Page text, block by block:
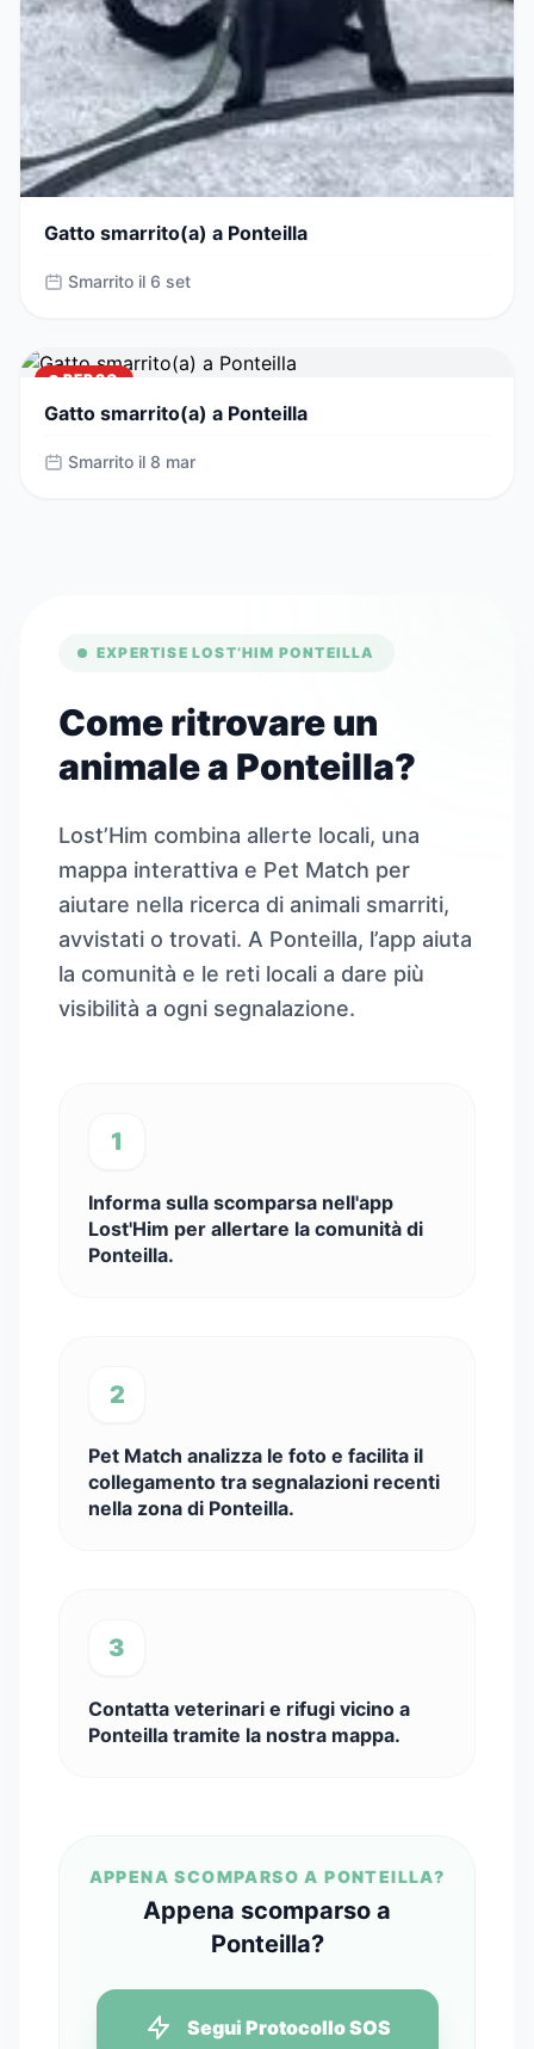
Gatto smarrito(a) a Ponteilla
Smarrito il 6 set
PERSO
Gatto smarrito(a) a Ponteilla
Smarrito il 8 mar
EXPERTISE LOST’HIM PONTEILLA
Come ritrovare un
animale a Ponteilla?
Lost’Him combina allerte locali, una
mappa interattiva e Pet Match per
aiutare nella ricerca di animali smarriti,
avvistati o trovati. A Ponteilla, l’app aiuta
la comunità e le reti locali a dare più
visibilità a ogni segnalazione.
1
Informa sulla scomparsa nell'app
Lost'Him per allertare la comunità di
Ponteilla.
2
Pet Match analizza le foto e facilita il
collegamento tra segnalazioni recenti
nella zona di Ponteilla.
3
Contatta veterinari e rifugi vicino a
Ponteilla tramite la nostra mappa.
APPENA SCOMPARSO A PONTEILLA?
Appena scomparso a
Ponteilla?
Segui Protocollo SOS